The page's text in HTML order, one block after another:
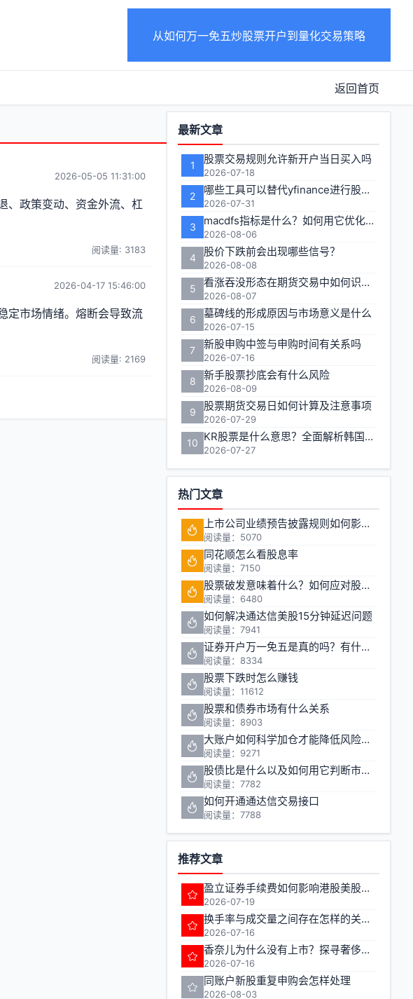
从如何万一免五炒股票开户到量化交易策略
返回首页
2026-05-05 11:31:00
、政策变动、资金外流、杠
阅读量: 3183
2026-04-17 15:46:00
定市场情绪。熔断会导致流
阅读量: 2169
功
能
区
最新文章
1 股票交易规则允许新开户当日买入吗
2026-07-18
2 哪些工具可以替代yfinance进行股票期货数据获取
2026-07-31
3 macdfs指标是什么？如何用它优化期货交易策略？
2026-08-06
4 股价下跌前会出现哪些信号？
2026-08-08
5 看涨吞没形态在期货交易中如何识别和应用？
2026-08-07
6 墓碑线的形成原因与市场意义是什么
2026-07-15
7 新股申购中签与申购时间有关系吗
2026-07-16
8 新手股票抄底会有什么风险
2026-08-09
9 股票期货交易日如何计算及注意事项
2026-07-29
10 KR股票是什么意思？全面解析韩国股票市场投资
2026-07-27
热门文章
上市公司业绩预告披露规则如何影响股票期货市场稳定性
阅读量：5070
同花顺怎么看股息率
阅读量：7150
股票破发意味着什么？如何应对股价跌破发行价
阅读量：6480
如何解决通达信美股15分钟延迟问题
阅读量：7941
证券开户万一免五是真的吗？有什么套路和风险？
阅读量：8334
股票下跌时怎么赚钱
阅读量：11612
股票和债券市场有什么关系
阅读量：8903
大账户如何科学加仓才能降低风险提高收益
阅读量：9271
股债比是什么以及如何用它判断市场时机？
阅读量：7782
如何开通通达信交易接口
阅读量：7788
推荐文章
盈立证券手续费如何影响港股美股期货交易成本
2026-07-19
换手率与成交量之间存在怎样的关联性
2026-07-16
香奈儿为什么没有上市？探寻奢侈品巨头的资本之路
2026-07-16
同账户新股重复申购会怎样处理
2026-08-03